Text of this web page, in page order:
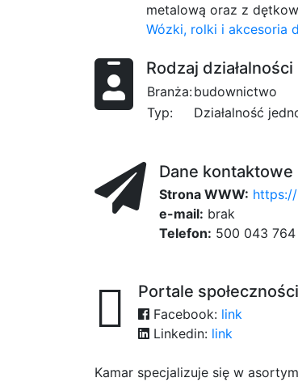
metalową oraz z
Wózki, rolki i akcesoria
Rodzaj działalności
Branża:budownictwo
Typ:
Działalność
Dane kontaktowe
Strona WWW:
e-mail: brak
Telefon: 500 043 764
Portale
Facebook: link
Linkedin: link
Kamar specjalizuje się w